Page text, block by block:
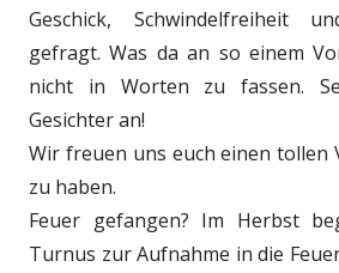
Geschick, Schwindelfreiheit
gefragt. Was da an so einem
nicht in Worten zu fassen.
Gesichter an!
Wir freuen uns euch einen
zu haben.
Feuer gefangen? Im Herbst
Turnus zur Aufnahme in die